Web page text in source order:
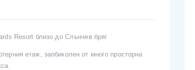
Resort близо до Слънчев бряг
етаж, заобиколен от много прoсторна